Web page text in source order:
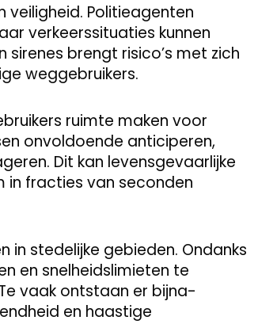
veiligheid. Politieagenten
verkeerssituaties kunnen
brengt risico’s met zich
weggebruikers.
ruimte maken voor
onvoldoende anticiperen,
Dit kan levensgevaarlijke
in fracties van seconden
in stedelijke gebieden. Ondanks
en snelheidslimieten te
vaak ontstaan er bijna-
en haastige